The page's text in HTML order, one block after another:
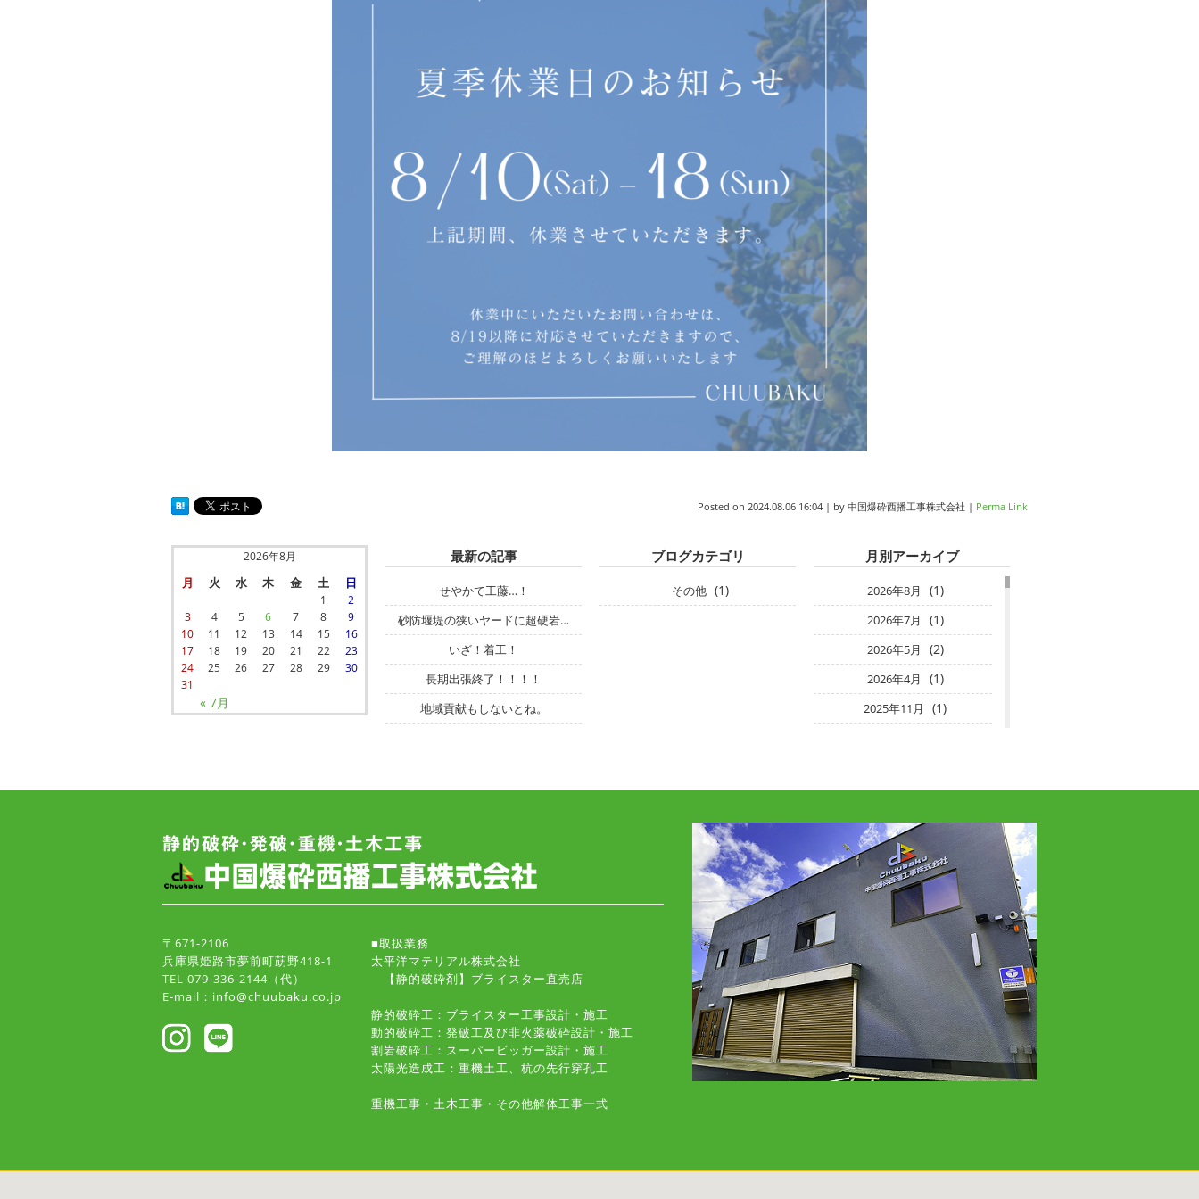
Posted on 2024.08.06 16:04 | by 中国爆砕西播工事株式会社 | Perma Link
2026年8月
月 火 水 木 金 土 日
« 7月
1
2
3
4 5 6 7 8
9
10
11 12 13 14 15
16
17
18 19 20 21 22
23
24
25 26 27 28 29
30
31
最新の記事
せやかて工藤…！
砂防堰堤の狭いヤードに超硬岩…
いざ！着工！
長期出張終了！！！！
地域貢献もしないとね。
ブログカテゴリ
その他 (1)
月別アーカイブ
2026年8月 (1)
2026年7月 (1)
2026年5月 (2)
2026年4月 (1)
2025年11月 (1)
2024年8月 (1)
2024年7月 (2)
2024年3月 (1)
2024年2月 (1)
2024年1月 (2)
2023年12月 (1)
2023年9月 (4)
2023年8月 (2)
2023年7月 (1)
〒671-2106
兵庫県姫路市夢前町莇野418-1
TEL 079-336-2144（代）
E-mail：info@chuubaku.co.jp
■取扱業務
太平洋マテリアル株式会社
【静的破砕剤】ブライスター直売店
静的破砕工：ブライスター工事設計・施工
動的破砕工：発破工及び非火薬破砕設計・施工
割岩破砕工：スーパービッガー設計・施工
太陽光造成工：重機土工、杭の先行穿孔工
重機工事・土木工事・その他解体工事一式